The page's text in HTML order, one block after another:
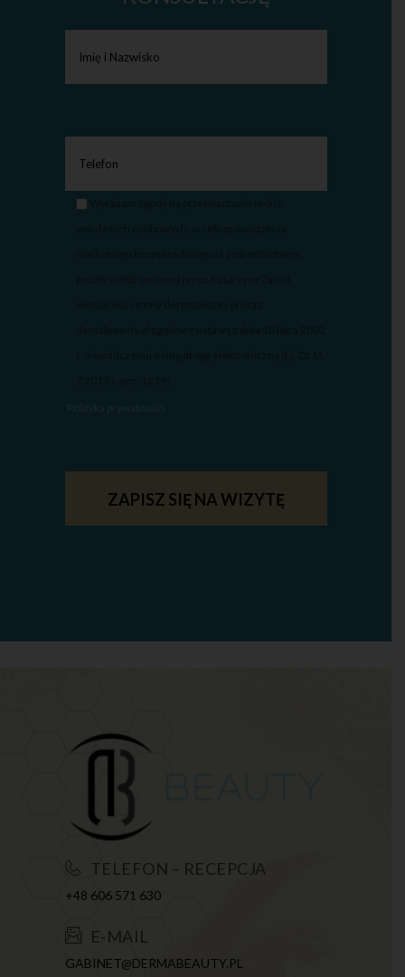
TELEFON – RECEPCJA
+48 606 571 630
E-MAIL
GABINET@DERMABEAUTY.PL